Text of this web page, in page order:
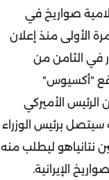
صواريخ في
الأولى منذ إعلان
في الثامن من
"أكسيوس"
الرئيس الأميركي
سيتصل برئيس الوزراء
نتانياهو ليطلب منه
الإيرانية.
السياسي
لحماس
ترامب
ووعود
وقف
الحرب
الروسية